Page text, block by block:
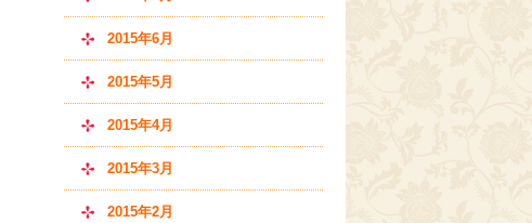
2015年6月
2015年5月
2015年4月
2015年3月
2015年2月